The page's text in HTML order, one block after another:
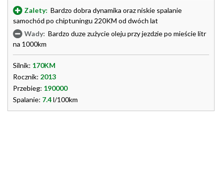
Zalety: Bardzo dobra dynamika oraz niskie spalanie
samochód po chiptuningu 220KM od dwóch lat
Wady: Bardzo duze zużycie oleju przy jezdzie po mieście litr
na 1000km
Silnik: 170KM
Rocznik: 2013
Przebieg: 190000
Spalanie: 7.4l/100km